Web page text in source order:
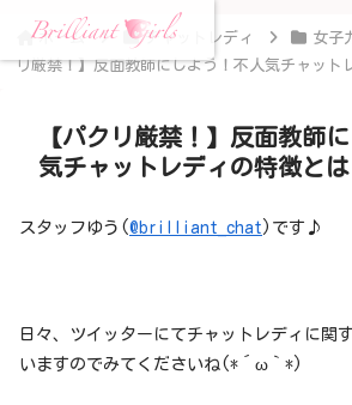
ホーム チャットレディ 女子
リ厳禁！】反面教師にしよう！不人気チャット
【パクリ厳禁！】反面教師
気チャットレディの特徴とは
スタッフゆう(@brilliant_chat )です♪
日々、ツイッターにてチャットレディに関
いますのでみてくださいね(*´ω｀*)